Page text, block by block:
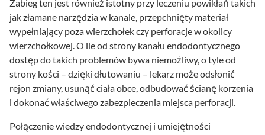
Zabieg ten jest również istotny przy leczeniu powikłań takich
jak złamane narzędzia w kanale, przepchnięty materiał
wypełniający poza wierzchołek czy perforacje w okolicy
wierzchołkowej. O ile od strony kanału endodontycznego
dostęp do takich problemów bywa niemożliwy, o tyle od
strony kości – dzięki dłutowaniu – lekarz może odsłonić
rejon zmiany, usunąć ciała obce, odbudować ścianę korzenia
i dokonać właściwego zabezpieczenia miejsca perforacji.
Połączenie wiedzy endodontycznej i umiejętności